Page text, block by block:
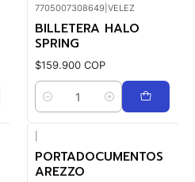
7705007308649 VELEZ
BILLETERA HALO
SPRING
$159.900 COP
Cantidad
PORTADOCUMENTOS
AREZZO